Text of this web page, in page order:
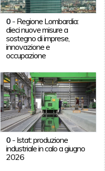
0 - Regione Lombardia:
dieci nuove misure a
sostegno di imprese,
innovazione e
occupazione
0 - Istat: produzione
industriale in calo a giugno
2026